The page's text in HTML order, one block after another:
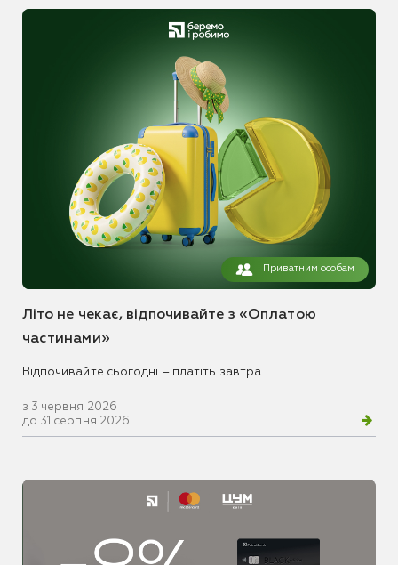
Приватним особам
Літо не чекає, відпочивайте з «Оплатою
частинами»
Відпочивайте сьогодні – платіть завтра
з 3 червня 2026
до 31 серпня 2026